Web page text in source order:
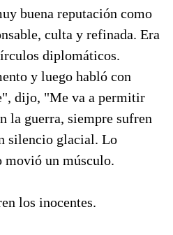
buena reputación como
culta y refinada. Era
diplomáticos.
y luego habló con
dijo, "Me va a permitir
la guerra, siempre sufren
silencio glacial. Lo
un músculo.
los inocentes.